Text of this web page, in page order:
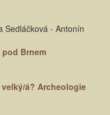
Sedláčková - Antonín
Brnem
á? Archeologie